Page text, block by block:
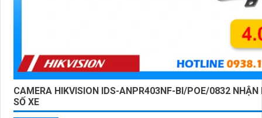
CAMERA HIKVISION IDS-ANPR403NF-BI/POE/0832 NHẬN
SỐ XE